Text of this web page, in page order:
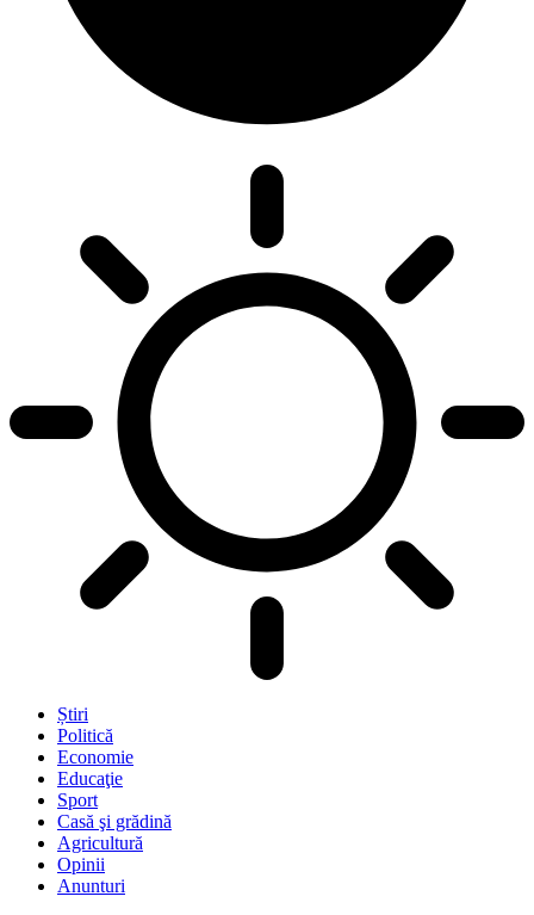
Știri
Politică
Economie
Educaţie
Sport
Casă şi grădină
Agricultură
Opinii
Anunturi